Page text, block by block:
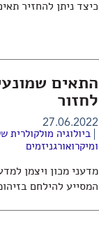
כיצד ניתן להחזיר
התאים
לחזור
27.06.2022
ביולוגיה מולקולרית
ומיקרואורגניזמים
מדעני מכון ויצמן
המסייע להילחם